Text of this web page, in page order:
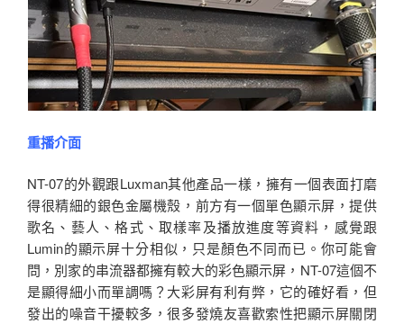
重播介面
NT-07的外觀跟Luxman其他產品一樣，擁有一個表面打磨
得很精細的銀色金屬機殼，前方有一個單色顯示屏，提供
歌名、藝人、格式、取樣率及播放進度等資料，感覺跟
Lumin的顯示屏十分相似，只是顏色不同而已。你可能會
問，別家的串流器都擁有較大的彩色顯示屏，NT-07這個不
是顯得細小而單調嗎？大彩屏有利有弊，它的確好看，但
發出的噪音干擾較多，很多發燒友喜歡索性把顯示屏關閉